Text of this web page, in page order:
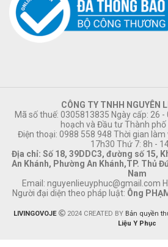
CÔNG TY TNHH NGUYÊN
Mã số thuế: 0305813835 Ngày cấp: 26 -
hoạch và Đầu tư Thành phố
Điện thoại: 0988 558 948 Thời gian làm
17h30 Thứ 7: 8h -
Địa chỉ: Số 18, 39DDC3, đường số 15,
An Khánh, Phường An Khánh,TP. Thủ
Nam
Email: nguyenlieuyphuc@gmail.com
Người đại diện theo pháp luật: Ông
LIVINGOVOJE 2024 CREATED BY Bản quyền
Liệu Y Phục